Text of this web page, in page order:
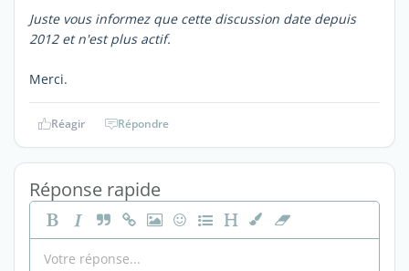
Juste vous informez que cette discussion date depuis
2012 et n'est plus actif.
Merci.
Réagir Répondre
Réponse rapide